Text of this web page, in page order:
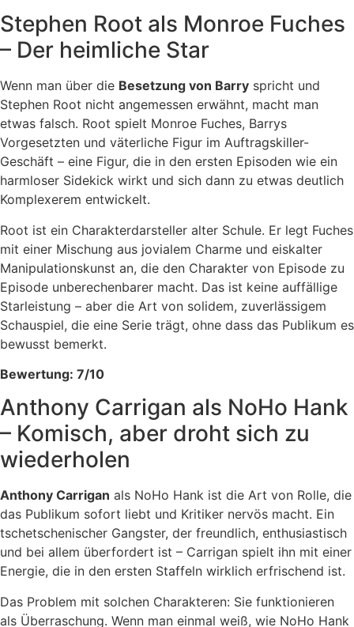
Stephen Root als Monroe Fuches
– Der heimliche Star
Wenn man über die Besetzung von Barry spricht und
Stephen Root nicht angemessen erwähnt, macht man
etwas falsch. Root spielt Monroe Fuches, Barrys
Vorgesetzten und väterliche Figur im Auftragskiller-
Geschäft – eine Figur, die in den ersten Episoden wie ein
harmloser Sidekick wirkt und sich dann zu etwas deutlich
Komplexerem entwickelt.
Root ist ein Charakterdarsteller alter Schule. Er legt Fuches
mit einer Mischung aus jovialem Charme und eiskalter
Manipulationskunst an, die den Charakter von Episode zu
Episode unberechenbarer macht. Das ist keine auffällige
Starleistung – aber die Art von solidem, zuverlässigem
Schauspiel, die eine Serie trägt, ohne dass das Publikum es
bewusst bemerkt.
Bewertung: 7/10
Anthony Carrigan als NoHo Hank
– Komisch, aber droht sich zu
wiederholen
Anthony Carrigan als NoHo Hank ist die Art von Rolle, die
das Publikum sofort liebt und Kritiker nervös macht. Ein
tschetschenischer Gangster, der freundlich, enthusiastisch
und bei allem überfordert ist – Carrigan spielt ihn mit einer
Energie, die in den ersten Staffeln wirklich erfrischend ist.
Das Problem mit solchen Charakteren: Sie funktionieren
als Überraschung. Wenn man einmal weiß, wie NoHo Hank